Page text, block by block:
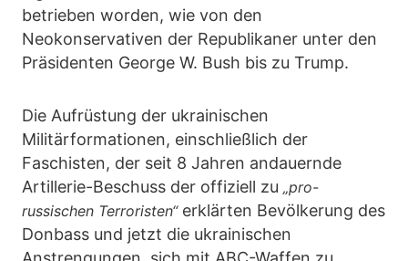
betrieben worden, wie von den
Neokonservativen der Republikaner unter den
Präsidenten George W. Bush bis zu Trump.
Die Aufrüstung der ukrainischen
Militärformationen, einschließlich der
Faschisten, der seit 8 Jahren andauernde
Artillerie-Beschuss der offiziell zu „pro-
russischen Terroristen“erklärten Bevölkerung des
Donbass und jetzt die ukrainischen